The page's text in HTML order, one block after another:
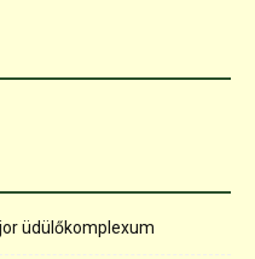
üdülőkomplexum